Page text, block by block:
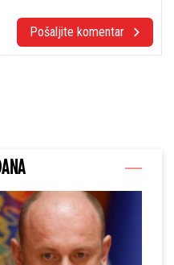
Pošaljite komentar